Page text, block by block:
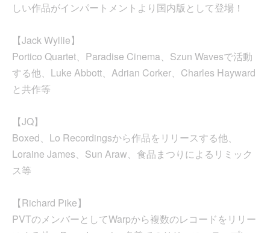
しい作品がインパートメントより国内版として登場！
【Jack Wyllie】
Portico Quartet、Paradise Cinema、Szun Wavesで活動
する他、Luke Abbott、Adrian Corker、Charles Hayward
と共作等
【JQ】
Boxed、Lo Recordingsから作品をリリースする他、
Loraine James、Sun Araw、食品まつりによるリミック
ス等
【Richard Pike】
PVTのメンバーとしてWarpから複数のレコードをリリー